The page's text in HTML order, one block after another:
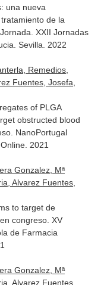
una nueva
de la
XXII Jornadas
Sevilla. 2022
Remedios,
Fuentes, Josefa,
of PLGA
obstructed blood
NanoPortugal
2021
Gonzalez, Mª
Alvarez Fuentes,
to target de
congreso. XV
de Farmacia
Gonzalez, Mª
Alvarez Fuentes,